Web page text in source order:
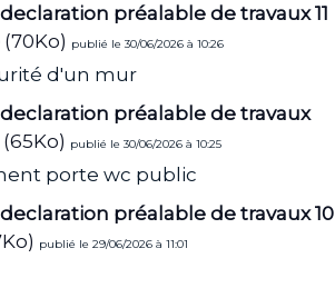
préalable de travaux 11
(70Ko) publié le 30/06/2026 à 10:26
d'un mur
préalable de travaux
(65Ko) publié le 30/06/2026 à 10:25
porte wc public
préalable de travaux 10
publié le 29/06/2026 à 11:01